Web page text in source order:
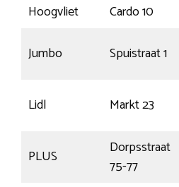
Hoogvliet
Cardo 10
Jumbo
Spuistraat 1
Lidl
Markt 23
PLUS
Dorpsstraat
75-77